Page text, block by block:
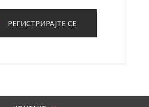
РЕГИСТРИРАЈТЕ СЕ